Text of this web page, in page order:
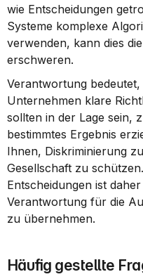
wie Entscheidungen
Systeme komplexe
verwenden, kann dies
erschweren.
Verantwortung
Unternehmen klare
sollten in der Lage sein,
bestimmtes Ergebnis
Ihnen, Diskriminierung
Gesellschaft zu
Entscheidungen ist
Verantwortung für die
zu übernehmen.
Häufig gestellte